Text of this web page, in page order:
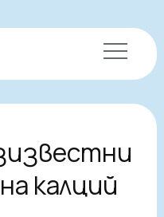
калций